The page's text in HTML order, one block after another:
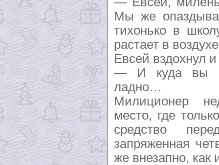
Мы же
тихонько в
растает в
Евсей вздохнул
— И куда вы
ладно…
Милиционер
место, где
средство
запряженная
же внезапно, как